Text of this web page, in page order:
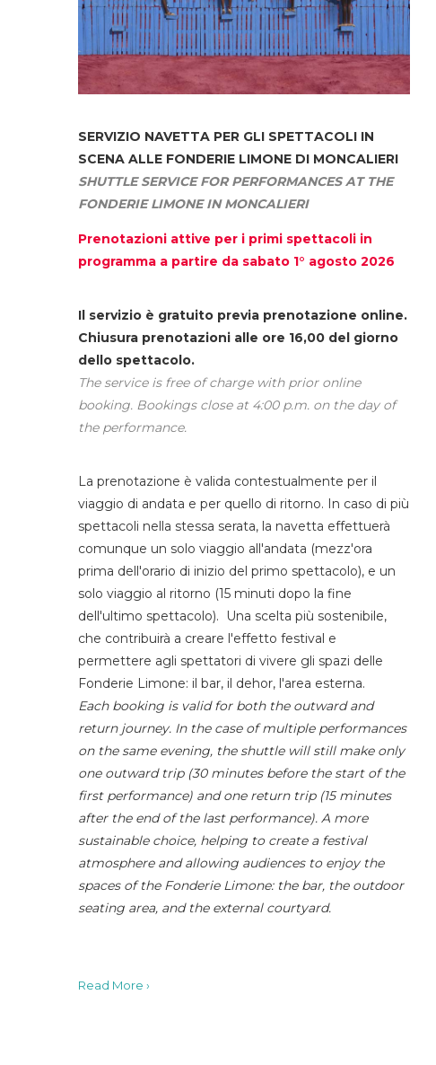
SERVIZIO NAVETTA PER GLI SPETTACOLI IN
SCENA ALLE FONDERIE LIMONE DI MONCALIERI
SHUTTLE SERVICE FOR PERFORMANCES AT THE
FONDERIE LIMONE IN MONCALIERI
Prenotazioni attive per i primi spettacoli in
programma a partire da sabato 1° agosto 2026
Il servizio è gratuito previa prenotazione online.
Chiusura prenotazioni alle ore 16,00 del giorno
dello spettacolo.
The service is free of charge with prior online
booking. Bookings close at 4:00 p.m. on the day of
the performance.
La prenotazione è valida contestualmente per il
viaggio di andata e per quello di ritorno. In caso di più
spettacoli nella stessa serata, la navetta effettuerà
comunque un solo viaggio all'andata (mezz'ora
prima dell'orario di inizio del primo spettacolo), e un
solo viaggio al ritorno (15 minuti dopo la fine
dell'ultimo spettacolo). Una scelta più sostenibile,
che contribuirà a creare l'effetto festival e
permettere agli spettatori di vivere gli spazi delle
Fonderie Limone: il bar, il dehor, l'area esterna.
Each booking is valid for both the outward and
return journey. In the case of multiple performances
on the same evening, the shuttle will still make only
one outward trip (30 minutes before the start of the
first performance) and one return trip (15 minutes
after the end of the last performance). A more
sustainable choice, helping to create a festival
atmosphere and allowing audiences to enjoy the
spaces of the Fonderie Limone: the bar, the outdoor
seating area, and the external courtyard.
Read More ›